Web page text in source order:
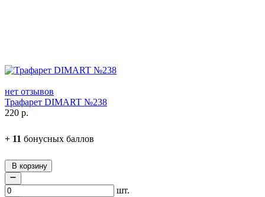
нет отзывов
Трафарет DIMART №238
220 р.
+ 11 бонусных баллов
В корзину
шт.